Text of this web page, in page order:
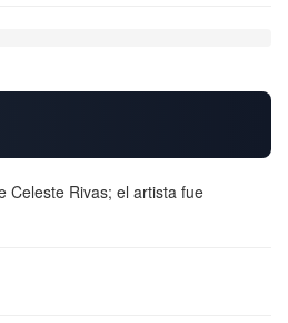
Celeste Rivas; el artista fue